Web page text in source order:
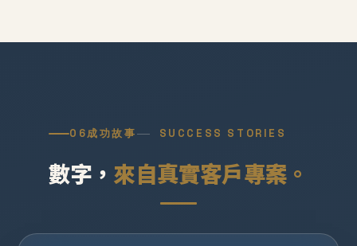
06成功故事 SUCCESS STORIES
數字， 來自真實客戶專案。